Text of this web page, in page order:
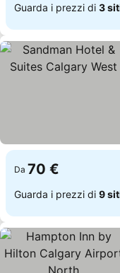
Guarda i prezzi di 3
Da 70 €
Guarda i prezzi di 9